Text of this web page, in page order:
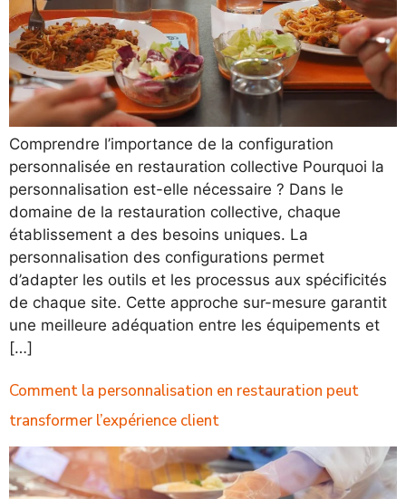
Comprendre l’importance de la configuration
personnalisée en restauration collective Pourquoi la
personnalisation est-elle nécessaire ? Dans le
domaine de la restauration collective, chaque
établissement a des besoins uniques. La
personnalisation des configurations permet
d’adapter les outils et les processus aux spécificités
de chaque site. Cette approche sur-mesure garantit
une meilleure adéquation entre les équipements et
[…]
Comment la personnalisation en restauration peut
transformer l’expérience client